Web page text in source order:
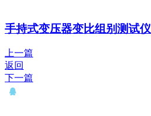
手持式变压器变比组别测试仪
上一篇
返回
下一篇